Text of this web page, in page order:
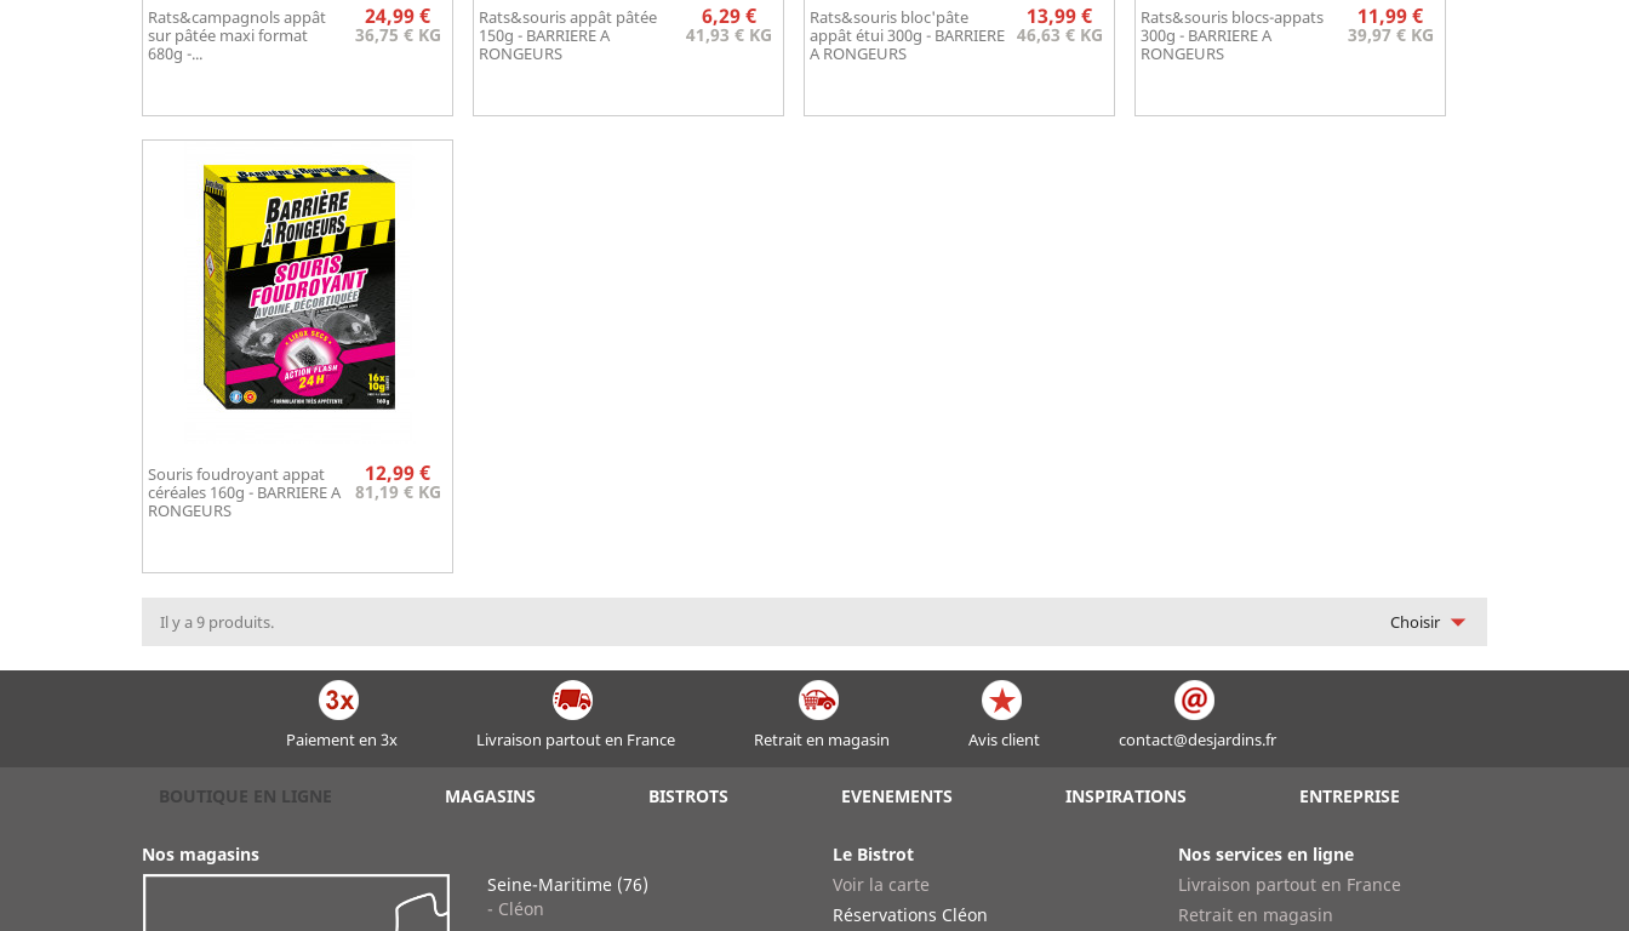
Rats&campagnols appât
sur pâtée maxi format
680g -...
Prix
24,99 €
36,75 € KG
Aperçu rapide
Rats&souris appât pâtée
150g - BARRIERE A
RONGEURS
Prix
6,29 €
41,93 € KG
Aperçu rapide
Rats&souris bloc'pâte
appât étui 300g - BARRIERE
A RONGEURS
Prix
13,99 €
46,63 € KG
Aperçu rapide
Rats&souris blocs-appats
300g - BARRIERE A
RONGEURS
Prix
11,99 €
39,97 € KG
Aperçu rapide
Souris foudroyant appat
céréales 160g - BARRIERE A
RONGEURS
Prix
12,99 €
81,19 € KG
Aperçu rapide
Il y a 9 produits. Choisir 
Paiement en 3x Livraison partout en France Retrait en magasin Avis client contact@desjardins.fr
BOUTIQUE EN LIGNE MAGASINS BISTROTS EVENEMENTS INSPIRATIONS ENTREPRISE
Nos magasins
Seine-Maritime (76)
- Cléon
Le Bistrot
Voir la carte
Réservations Cléon
Nos services en ligne
Livraison partout en France
Retrait en magasin